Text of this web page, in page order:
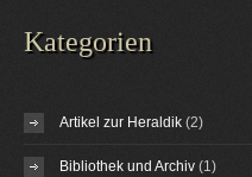
Kategorien
Artikel zur Heraldik (2)
Bibliothek und Archiv (1)